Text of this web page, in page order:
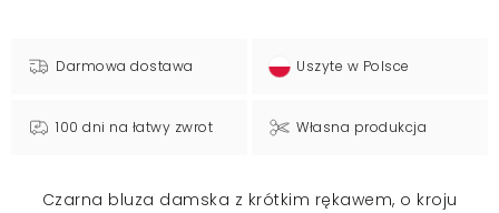
Darmowa dostawa Uszyte w Polsce
100 dni na łatwy zwrot Własna produkcja
Czarna bluza damska z krótkim rękawem, o kroju